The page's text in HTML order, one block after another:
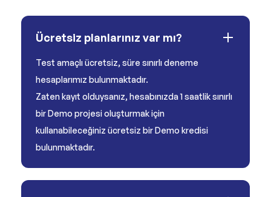
Ücretsiz planlarınız var mı?
Test amaçlı ücretsiz, süre sınırlı deneme
hesaplarımız bulunmaktadır.
Zaten kayıt olduysanız, hesabınızda 1 saatlik sınırlı
bir Demo projesi oluşturmak için
kullanabileceğiniz ücretsiz bir Demo kredisi
bulunmaktadır.